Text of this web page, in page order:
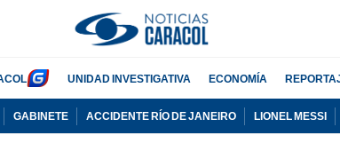
UNIDAD INVESTIGATIVA ECONOMÍA
GABINETE ACCIDENTE RÍO DE JANEIRO LIONEL MESSI